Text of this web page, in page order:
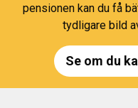
pensionen kan du få
tydligare bild
Se om du